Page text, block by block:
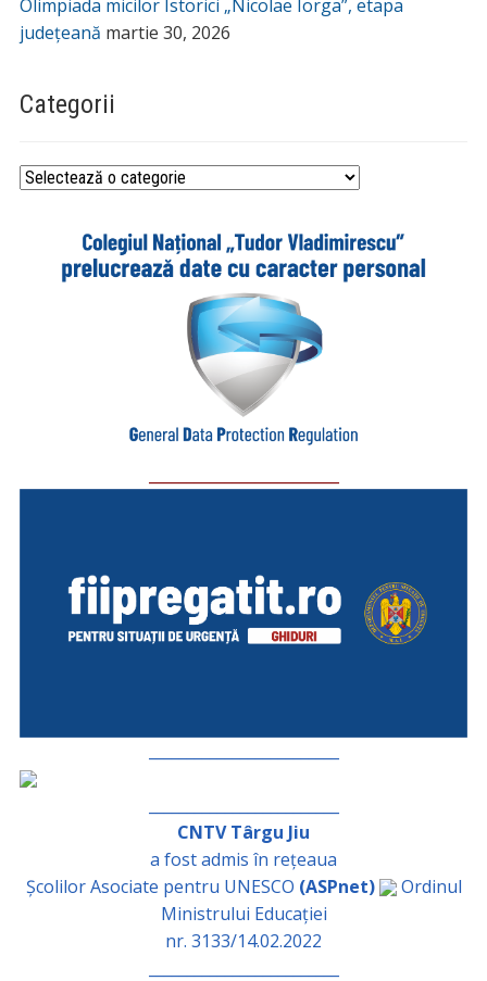
Olimpiada micilor Istorici „Nicolae Iorga”, etapa
județeană martie 30, 2026
Categorii
Categorii
CNTV Târgu Jiu
a fost admis în rețeaua
Școlilor Asociate pentru UNESCO (ASPnet)
Ordinul
Ministrului Educației
nr. 3133/14.02.2022